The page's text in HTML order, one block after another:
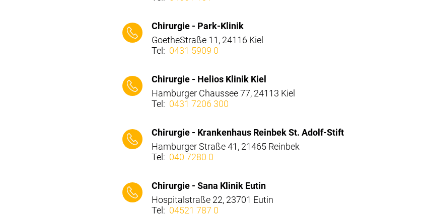
Chirurgie - Park-Klinik
GoetheStraße 11, 24116 Kiel
Tel: 0431 5909 0
Chirurgie - Helios Klinik Kiel
Hamburger Chaussee 77, 24113 Kiel
Tel: 0431 7206 300
Chirurgie - Krankenhaus Reinbek St. Adolf-Stift
Hamburger Straße 41, 21465 Reinbek
Tel: 040 7280 0
Chirurgie - Sana Klinik Eutin
Hospitalstraße 22, 23701 Eutin
Tel: 04521 787 0